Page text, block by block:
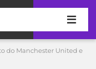
do Manchester United e